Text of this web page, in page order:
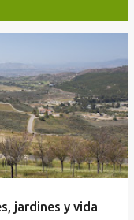
jardines y vida